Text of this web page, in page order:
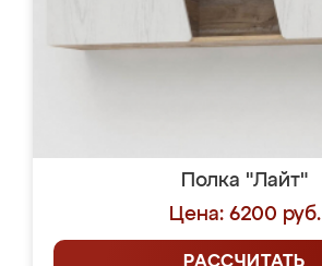
Полка "Лайт"
Цена: 6200 руб.